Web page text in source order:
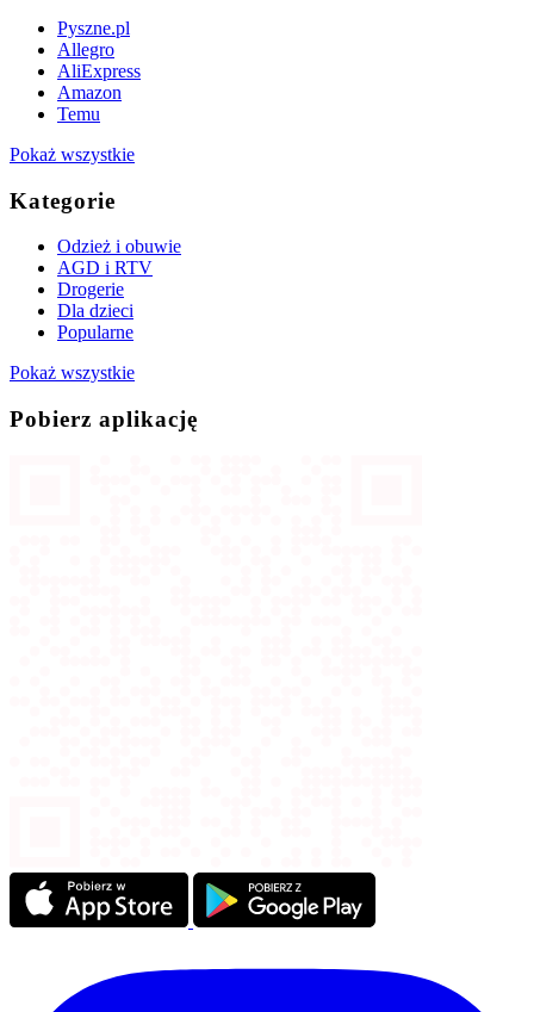
Pyszne.pl
Allegro
AliExpress
Amazon
Temu
Pokaż wszystkie
Kategorie
Odzież i obuwie
AGD i RTV
Drogerie
Dla dzieci
Popularne
Pokaż wszystkie
Pobierz aplikację